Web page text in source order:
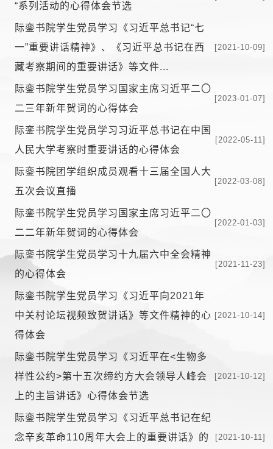
“系列活动的心得体会节选
际銮书院学生党员学习《习近平总书记“七
一”重要讲话精神》、《习近平总书记在西
藏考察期间的重要讲话》等文件...
[2021-10-09]
际銮书院学生党员学习国家主席习近平二〇
二三年新年贺词的心得体会
[2023-01-07]
际銮书院学生党员学习习近平总书记在中国
人民大学考察时重要讲话的心得体会
[2022-05-11]
际銮书院团学组织成员观看十三届全国人大
五次会议直播
[2022-03-08]
际銮书院学生党员学习国家主席习近平二〇
二二年新年贺词的心得体会
[2022-01-03]
际銮书院学生党员学习十九届六中全会精神
的心得体会
[2021-11-23]
际銮书院学生党员学习《习近平向2021年
中关村论坛视频致贺讲话》等文件精神的心
得体会
[2021-10-14]
际銮书院学生党员学习《习近平在<生物多
样性公约>第十五次缔约方大会领导人峰会
上的主旨讲话》心得体会节选
[2021-10-12]
际銮书院学生党员学习《习近平总书记在纪
念辛亥革命110周年大会上的重要讲话》的
[2021-10-11]